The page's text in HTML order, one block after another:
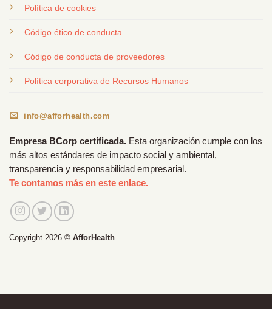
Política de cookies
Código ético de conducta
Código de conducta de proveedores
Política corporativa de Recursos Humanos
info@afforhealth.com
Empresa BCorp certificada. Esta organización cumple con los
más altos estándares de impacto social y ambiental,
transparencia y responsabilidad empresarial.
Te contamos más en este enlace.
Copyright 2026 © AfforHealth